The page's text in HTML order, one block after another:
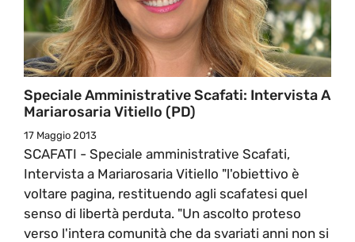
Speciale Amministrative Scafati: Intervista A
Mariarosaria Vitiello (PD)
17 Maggio 2013
SCAFATI - Speciale amministrative Scafati,
Intervista a Mariarosaria Vitiello "l'obiettivo è
voltare pagina, restituendo agli scafatesi quel
senso di libertà perduta. "Un ascolto proteso
verso l'intera comunità che da svariati anni non si